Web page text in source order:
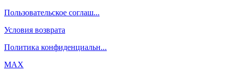
Пользовательское соглаш...
Условия возврата
Политика конфиденциальн...
MAX